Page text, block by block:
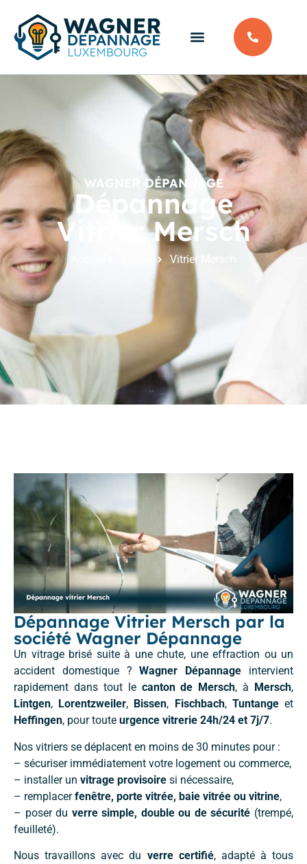
WAGNER DÉPANNAGE
Dépannage
Vitrier Mersch
Vitrier Mersch
Dépannage Vitrier Mersch par la
société Wagner Dépannage
Un vitrage brisé suite à une chute, une effraction ou un
accident domestique ?Wagner Dépannage intervient
rapidement dans tout le canton de Mersch, à Mersch,
Lintgen, Lorentzweiler, Bissen, Fischbach, Tuntangeet
Heffingen, pour toute urgence vitrerie 24h/24 et 7j/7.
Nos vitriers se déplacent en moins de 30 minutes pour :
– sécuriser immédiatement votre logement ou commerce,
– installer un vitrage provisoire si nécessaire,
– remplacerfenêtre, porte vitrée, baie vitrée ou vitrine,
– poser du verre simple, double ou de sécurité (trempé,
feuilleté).
Nous travaillons avec du verre certifié, adapté à tous